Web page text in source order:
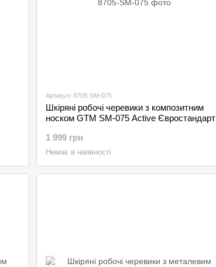
Артикул: 8705-SM-075
Шкіряні робочі черевики з композитним
носком GTM SM-075 Active Євростандарт
1 999 грн
Немає в наявності